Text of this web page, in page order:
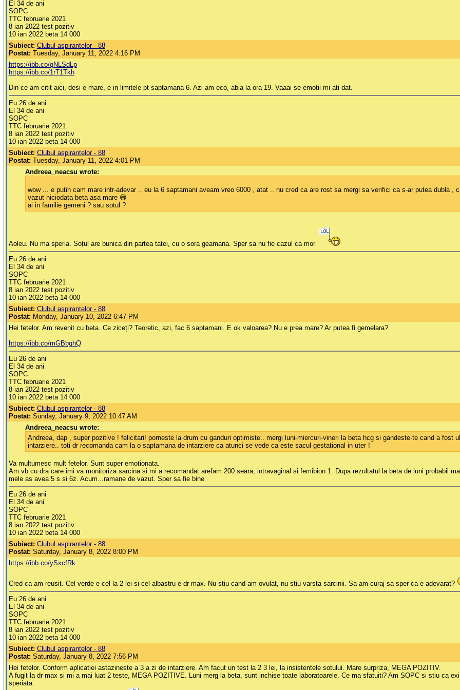
El 34 de ani
SOPC
TTC februarie 2021
8 ian 2022 test pozitiv
10 ian 2022 beta 14 000
Subiect: Clubul aspirantelor - 88
Postat: Tuesday, January 11, 2022 4:16 PM
https://ibb.co/qNLSdLp
https://ibb.co/1rT1Tkh
Din ce am citit aici, desi e mare, e in limitele pt saptamana 6. Azi am eco, abia la ora 19. Vaaai se emotii mi ati dat.
Eu 26 de ani
El 34 de ani
SOPC
TTC februarie 2021
8 ian 2022 test pozitiv
10 ian 2022 beta 14 000
Subiect: Clubul aspirantelor - 88
Postat: Tuesday, January 11, 2022 4:01 PM
Andreea_neacsu wrote:
wow ... e putin cam mare intr-adevar .. eu la 6 saptamani aveam vreo 6000 , atat .. nu cred ca are rost sa mergi sa verifici ca s-ar putea dubla
vazut niciodata beta asa mare 😅
ai in familie gemeni ? sau sotul ?
Aoleu. Nu ma speria. Soțul are bunica din partea tatei, cu o sora geamana. Sper sa nu fie cazul ca mor
Eu 26 de ani
El 34 de ani
SOPC
TTC februarie 2021
8 ian 2022 test pozitiv
10 ian 2022 beta 14 000
Subiect: Clubul aspirantelor - 88
Postat: Monday, January 10, 2022 6:47 PM
Hei fetelor. Am revenit cu beta. Ce ziceți? Teoretic, azi, fac 6 saptamani. E ok valoarea? Nu e prea mare? Ar putea fi gemelara?
https://ibb.co/mGBbghQ
Eu 26 de ani
El 34 de ani
SOPC
TTC februarie 2021
8 ian 2022 test pozitiv
10 ian 2022 beta 14 000
Subiect: Clubul aspirantelor - 88
Postat: Sunday, January 9, 2022 10:47 AM
Andreea_neacsu wrote:
Andreea, dap , super pozitive ! felicitari! porneste la drum cu ganduri optimiste.. mergi luni-miercuri-vineri la beta hcg si gandeste-te cand a
intarziere.. toti dr recomanda cam la o saptamana de intarziere ca atunci se vede ca este sacul gestational in uter !
Va multumesc mult fetelor. Sunt super emotionata.
Am vb cu dra care imi va monitoriza sarcina si mi a recomandat arefam 200 seara, intravaginal si femibion 1. Dupa rezultatul la beta de luni probabil
mele as avea 5 s si 6z. Acum...ramane de vazut. Sper sa fie bine
Eu 26 de ani
El 34 de ani
SOPC
TTC februarie 2021
8 ian 2022 test pozitiv
10 ian 2022 beta 14 000
Subiect: Clubul aspirantelor - 88
Postat: Saturday, January 8, 2022 8:00 PM
https://ibb.co/ySxcfRk
Cred ca am reusit. Cel verde e cel la 2 lei si cel albastru e dr max. Nu stiu cand am ovulat, nu stiu varsta sarcinii. Sa am curaj sa sper ca e adevarat?
Eu 26 de ani
El 34 de ani
SOPC
TTC februarie 2021
8 ian 2022 test pozitiv
10 ian 2022 beta 14 000
Subiect: Clubul aspirantelor - 88
Postat: Saturday, January 8, 2022 7:56 PM
Hei fetelor. Conform aplicatiei astazineste a 3 a zi de intarziere. Am facut un test la 2 3 lei, la insistentele sotului. Mare surpriza, MEGA POZITIV.
A fugit la dr max si mi a mai luat 2 teste, MEGA POZITIVE. Luni merg la beta, sunt inchise toate laboratoarele. Ce ma sfatuiti? Am SOPC si stiu ca
speriata.